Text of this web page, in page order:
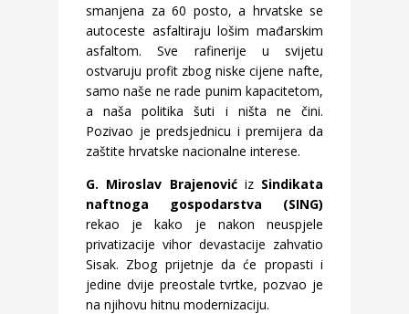
smanjena za 60 posto, a hrvatske se
autoceste asfaltiraju lošim mađarskim
asfaltom. Sve rafinerije u svijetu
ostvaruju profit zbog niske cijene nafte,
samo naše ne rade punim kapacitetom,
a naša politika šuti i ništa ne čini.
Pozivao je predsjednicu i premijera da
zaštite hrvatske nacionalne interese.
G. Miroslav Brajenovićiz Sindikata
naftnoga gospodarstva (SING)
rekao je kako je nakon neuspjele
privatizacije vihor devastacije zahvatio
Sisak. Zbog prijetnje da će propasti i
jedine dvije preostale tvrtke, pozvao je
na njihovu hitnu modernizaciju.